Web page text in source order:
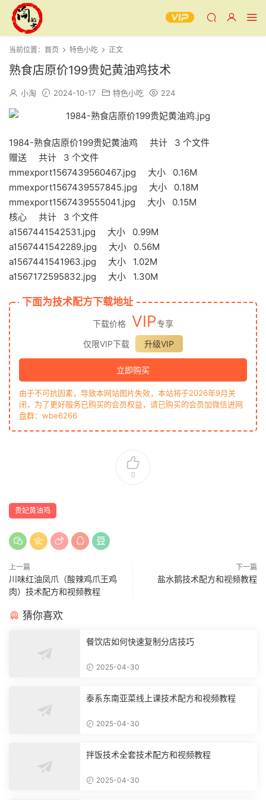
当前位置： 首页 特色小吃 正文
熟食店原价199贵妃黄油鸡技术
小淘 2024-10-17 特色小吃 224
1984-熟食店原价199贵妃黄油鸡 共计 3 个文件
赠送 共计 3 个文件
mmexport1567439560467.jpg 大小 0.16M
mmexport1567439557845.jpg 大小 0.18M
mmexport1567439555041.jpg 大小 0.15M
核心 共计 3 个文件
a1567441542531.jpg 大小 0.99M
a1567441542289.jpg 大小 0.56M
a1567441541963.jpg 大小 1.02M
a1567172595832.jpg 大小 1.30M
下面为技术配方下载地址
下载价格 VIP专享
仅限VIP下载
升级VIP
立即购买
由于不可抗因素，导致本网站图片失效，本站将于2026年9月关
闭，为了更好服务已购买的会员权益，请已购买的会员加微信进网
盘群：wbe6266
0
贵妃黄油鸡
上一篇
川味红油凤爪（酸辣鸡爪王鸡
肉）技术配方和视频教程
下一篇
盐水鹅技术配方和视频教程
猜你喜欢
餐饮店如何快速复制分店技巧
2025-04-30
泰系东南亚菜线上课技术配方和视频教程
2025-04-30
拌饭技术全套技术配方和视频教程
2025-04-30